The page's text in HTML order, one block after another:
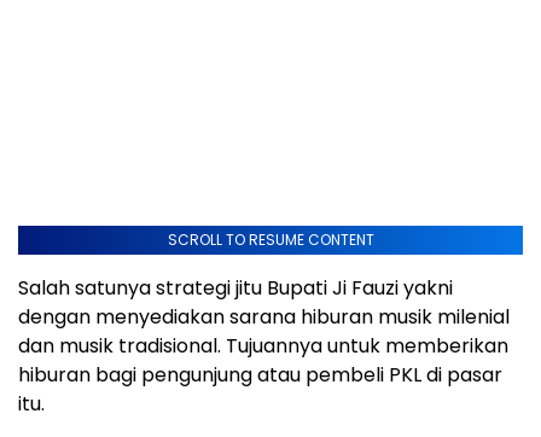
SCROLL TO RESUME CONTENT
Salah satunya strategi jitu Bupati Ji Fauzi yakni
dengan menyediakan sarana hiburan musik milenial
dan musik tradisional. Tujuannya untuk memberikan
hiburan bagi pengunjung atau pembeli PKL di pasar
itu.